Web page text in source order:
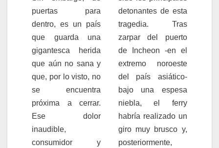
puertas para
dentro, es un país
que guarda una
gigantesca herida
que aún no sana y
que, por lo visto, no
se encuentra
próxima a cerrar.
Ese dolor
inaudible,
consumidor y
detonantes de esta
tragedia. Tras
zarpar del puerto
de Incheon -en el
extremo noroeste
del país asiático-
bajo una espesa
niebla, el ferry
habría realizado un
giro muy brusco y,
posteriormente,